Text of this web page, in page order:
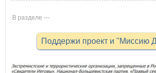
В разделе ---
Поддержи проект и "Миссию